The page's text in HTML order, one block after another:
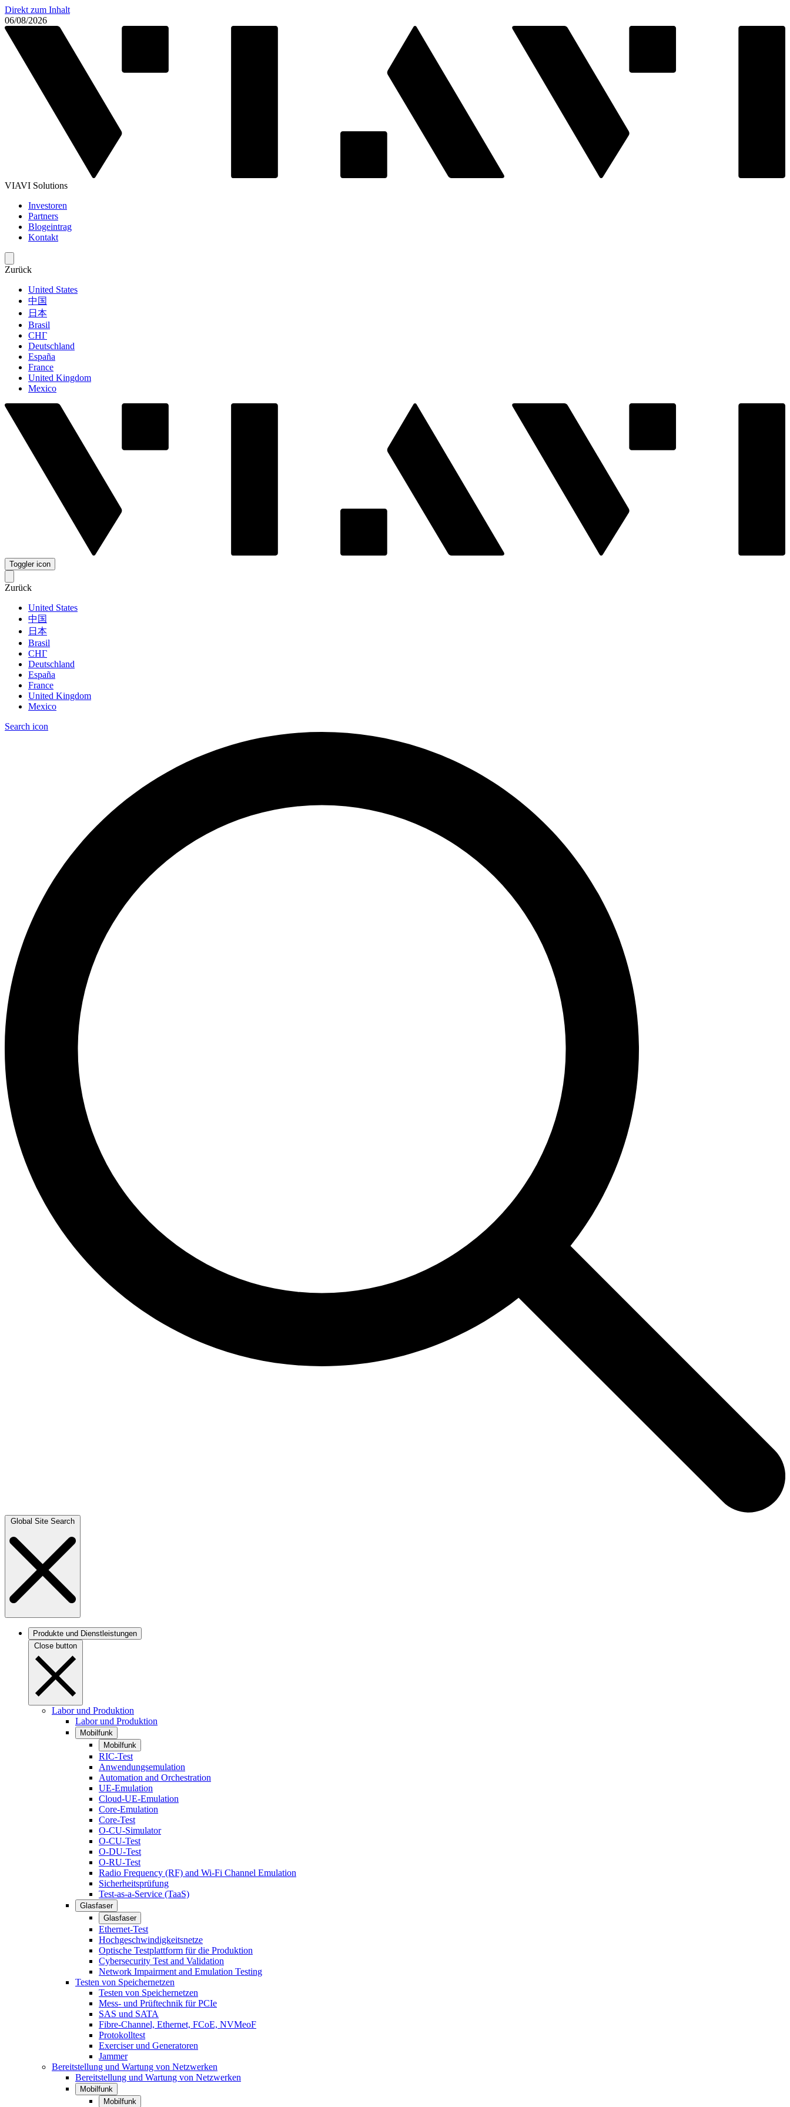
Direkt zum Inhalt
06/08/2026
VIAVI Solutions
Investoren
Partners
Blogeintrag
Kontakt
Zurück
United States
中国
日本
Brasil
СНГ
Deutschland
España
France
United Kingdom
Mexico
Toggler icon
Zurück
United States
中国
日本
Brasil
СНГ
Deutschland
España
France
United Kingdom
Mexico
Search icon
Global Site Search
Produkte und Dienstleistungen
Close button
Labor und Produktion
Labor und Produktion
Mobilfunk
Mobilfunk
RIC-Test
Anwendungsemulation
Automation and Orchestration
UE-Emulation
Cloud-UE-Emulation
Core-Emulation
Core-Test
O-CU-Simulator
O-CU-Test
O-DU-Test
O-RU-Test
Radio Frequency (RF) and Wi-Fi Channel Emulation
Sicherheitsprüfung
Test-as-a-Service (TaaS)
Glasfaser
Glasfaser
Ethernet-Test
Hochgeschwindigkeitsnetze
Optische Testplattform für die Produktion
Cybersecurity Test and Validation
Network Impairment and Emulation Testing
Testen von Speichernetzen
Testen von Speichernetzen
Mess- und Prüftechnik für PCIe
SAS und SATA
Fibre-Channel, Ethernet, FCoE, NVMeoF
Protokolltest
Exerciser und Generatoren
Jammer
Bereitstellung und Wartung von Netzwerken
Bereitstellung und Wartung von Netzwerken
Mobilfunk
Mobilfunk